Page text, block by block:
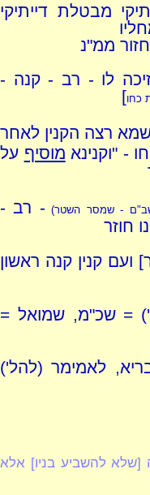
מבטלת דייתיקי
ממ"נ
לו - רב - קנה -
כחו]
רצה הקנין לאחר
- "וקנינא מוסיף על
- שמסר השטר) - רב -
חוזר
ועם קנין קנה ראשון
= שכ"מ, שמואל =
לאמימר (להל')
להשביע בניו] אלא